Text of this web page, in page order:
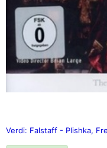
Verdi: Falstaff - Plishka,